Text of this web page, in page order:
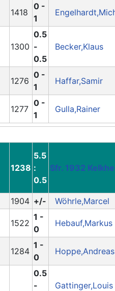
1418
0 -
1
1300
0.5
-
0.5
Becker,Klaus
1276
0 -
1
Haffar,Samir
1277
0 -
1
Gulla,Rainer
1238
5.5
:
0.5
Sfr. 1932
1904 +/- Wöhrle,Marcel
1522
1 -
0
Hebauf,Markus
1284
1 -
0
Hoppe,Andreas
0.5
-
Gattinger,Louis